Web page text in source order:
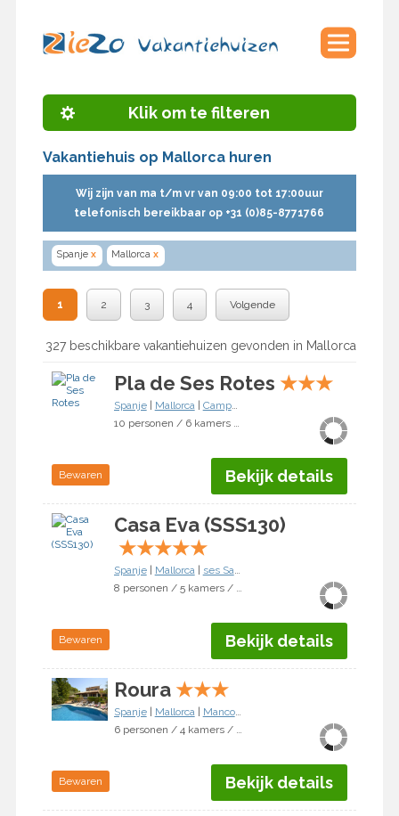
Klik om te filteren
Vakantiehuis op Mallorca huren
Wij zijn van ma t/m vr van 09:00 tot 17:00uur
telefonisch bereikbaar op +31 (0)85-8771766
Spanje x Mallorca x
1 2 3 4 Volgende
327 beschikbare vakantiehuizen gevonden in Mallorca
Pla de Ses Rotes ★★★
Spanje| Mallorca| Campanet
10 personen / 6 kamers / 5 slaapkamers
Bewaren Bekijk details
Casa Eva (SSS130)
★★★★★
Spanje| Mallorca| ses Salines
8 personen / 5 kamers / 4 slaapkamers
Bewaren Bekijk details
Roura ★★★
Spanje| Mallorca| Mancor de la Vall
6 personen / 4 kamers / 3 slaapkamers
Bewaren Bekijk details